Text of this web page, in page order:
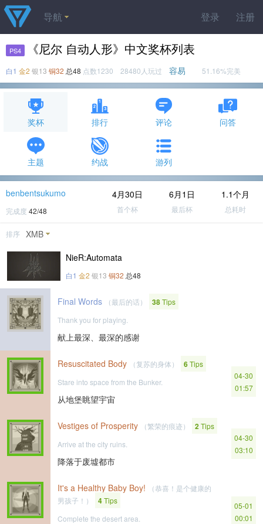
登录 注册
导航
PS4 《尼尔 自动人形》中文奖杯列表
白1 金2 银13 铜32 总48 点数1230 28480人玩过 容易 51.16%完美
奖杯 排行 评论 问答
主题 约战 游列
benbentsukumo
完成度 42/48
4月30日
首个杯
6月1日
最后杯
1.1个月
总耗时
排序 XMB
NieR:Automata
白1 金2 银13 铜32 总48
Final Words （最后的话） 38Tips
Thank you for playing.
献上最深、最深的感谢
Resuscitated Body （复苏的身体） 6Tips
Stare into space from the Bunker.
从地堡眺望宇宙
04-30
01:57
Vestiges of Prosperity （繁荣的痕迹） 2Tips
Arrive at the city ruins.
降落于废墟都市
04-30
03:10
It's a Healthy Baby Boy!
（恭喜！是个健康的
男孩子！）
4Tips
Complete the desert area.
05-01
00:01